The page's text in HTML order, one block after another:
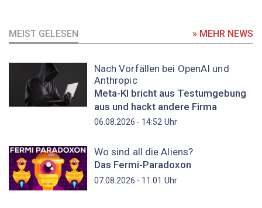
MEIST GELESEN » MEHR NEWS
Nach Vorfällen bei OpenAI und
Anthropic
Meta-KI bricht aus Testumgebung
aus und hackt andere Firma
06.08.2026 - 14:52Uhr
Wo sind all die Aliens?
Das Fermi-Paradoxon
07.08.2026 - 11:01 Uhr